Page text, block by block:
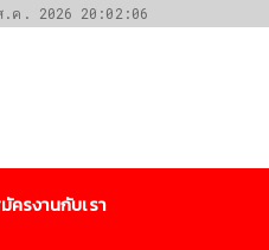
.ค. 2026 20:02:06
ครงานกับเรา